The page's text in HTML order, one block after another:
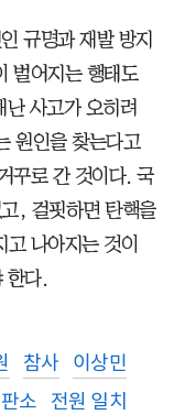
규명과 재발 방지
벌어지는 행태도
사고가 오히려
원인을 찾는다고
꾸로 간 것이다. 국
, 걸핏하면 탄핵을
나아지는 것이
한다.
참사
이상민
소
전원 일치